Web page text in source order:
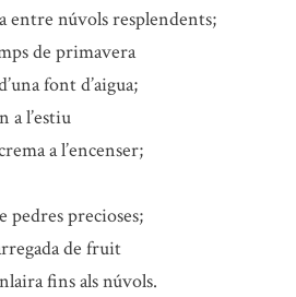
entre núvols resplendents;
de primavera
font d’aigua;
a l’estiu
a l’encenser;
pedres precioses;
de fruit
fins als núvols.